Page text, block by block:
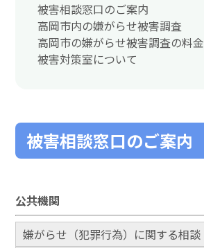
被害相談窓口のご案内
高岡市内の嫌がらせ被害調査
高岡市の嫌がらせ被害調査の料金
被害対策室について
被害相談窓口のご案内
公共機関
嫌がらせ（犯罪行為）に関する相談